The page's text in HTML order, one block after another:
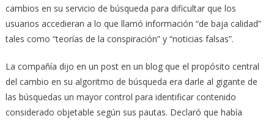
cambios en su servicio de búsqueda para dificultar que los
usuarios accedieran a lo que llamó información “de baja calidad”
tales como “teorías de la conspiración” y “noticias falsas”.
La compañía dijo en un post en un blog que el propósito central
del cambio en su algoritmo de búsqueda era darle al gigante de
las búsquedas un mayor control para identificar contenido
considerado objetable según sus pautas. Declaró que había